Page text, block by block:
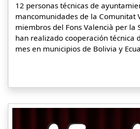
12 personas técnicas de
mancomunidades de la Comunitat
miembros del Fons Valencià per la
han realizado cooperación técnica
mes en municipios de Bolivia y